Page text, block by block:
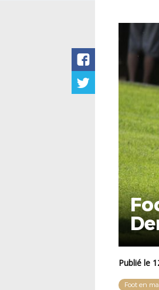
Publié le
Foot en